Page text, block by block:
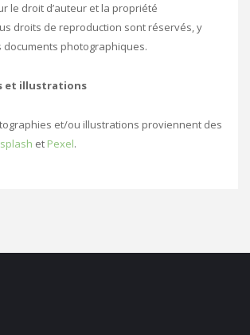
le droit d’auteur et la propriété
droits de reproduction sont réservés, y
documents photographiques.
et illustrations
et/ou illustrations proviennent des
et Pexel.